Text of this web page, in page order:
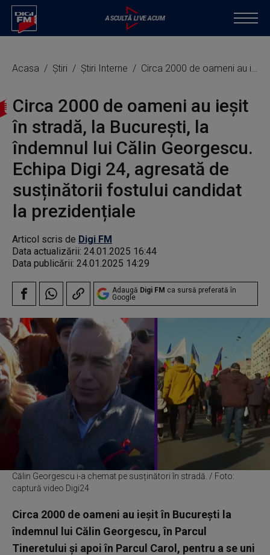
Acasa Știri Știri Interne Circa 2000 de oameni au ieșit în stradă, la București, la îndemnul lui Călin Georgescu. Echipa Digi 24, agresată de susținătorii fostului candidat la prezidențiale
Circa 2000 de oameni au ieșit
în stradă, la București, la
îndemnul lui Călin Georgescu.
Echipa Digi 24, agresată de
susținătorii fostului candidat
la prezidențiale
Articol scris de Digi FM
Data actualizării: 24.01.2025 16:44
Data publicării: 24.01.2025 14:29
Adaugă Digi FM ca sursă preferată în
Google
Călin Georgescu i-a chemat pe susținători în stradă. / Foto:
captură video Digi24
Circa 2000 de oameni au ieșit în București la
îndemnul lui Călin Georgescu, în Parcul
Tineretului și apoi în Parcul Carol, pentru a se uni